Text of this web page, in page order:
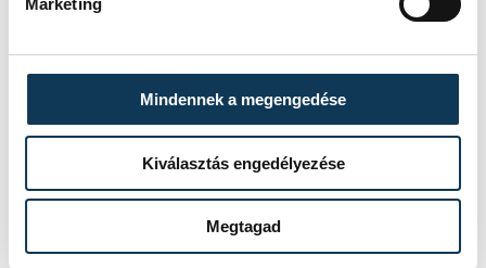
Marketing
Mindennek a megengedése
Kiválasztás engedélyezése
Megtagad
oktatói kórusként egészítették ki, ezzel
érzelmekkel teli, emlékezetes pillanatot
szerezve a résztvevőknek.